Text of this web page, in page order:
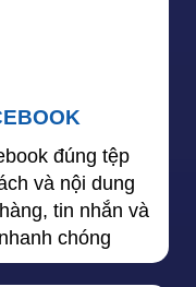
đúng tệp
và nội dung
tin nhắn và
chóng